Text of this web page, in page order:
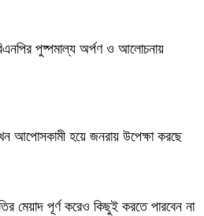
পুষ্পমাল্য অর্পণ ও আলোচনায়
আপোসকামী হয়ে জনরায় উপেক্ষা করছে
পূর্ণ করেও কিছুই করতে পারবেন না